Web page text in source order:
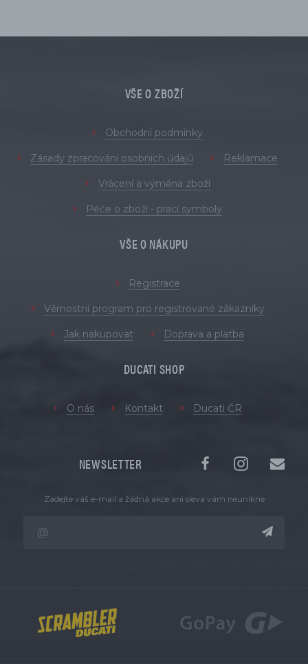
VŠE O ZBOŽÍ
Obchodní podmínky
Zásady zpracování osobních údajů Reklamace
Vrácení a výměna zboží
Péče o zboží - prací symboly
VŠE O NÁKUPU
Registrace
Věrnostní program pro registrované zákazníky
Jak nakupovat Doprava a platba
DUCATI SHOP
O nás Kontakt Ducati ČR
NEWSLETTER
Zadejte váš e-mail a žádná akce ani sleva vám neunikne